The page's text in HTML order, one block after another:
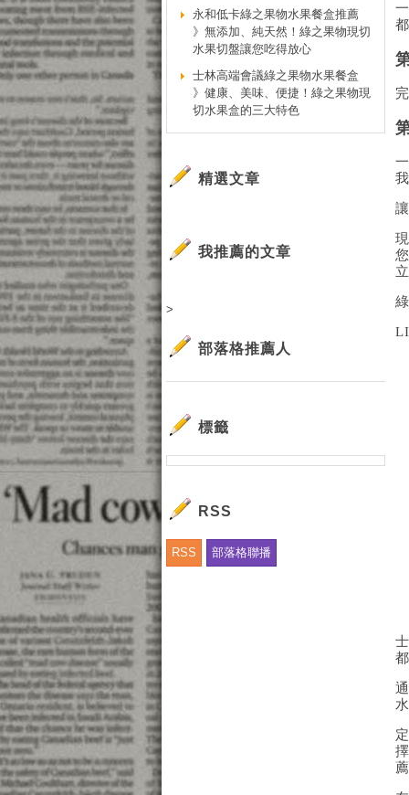
薦
永和低卡綠之果物水果餐盒推薦
》無添加、純天然！綠之果物現切
水果切盤讓您吃得放心
士林高端會議綠之果物水果餐盒
》健康、美味、便捷！綠之果物現
切水果盒的三大特色
精選文章
我推薦的文章
>
部落格推薦人
標籤
RSS
RSS 部落格聯播